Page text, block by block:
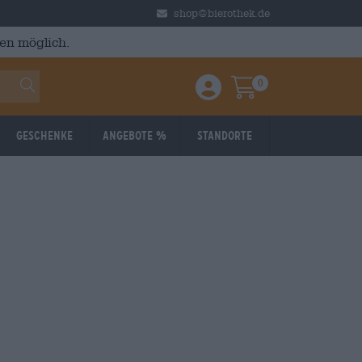
shop@bierothek.de
möglich.
Einloggen / Anmelden
Warenkorb
0
Geschenke Angebote % Standorte